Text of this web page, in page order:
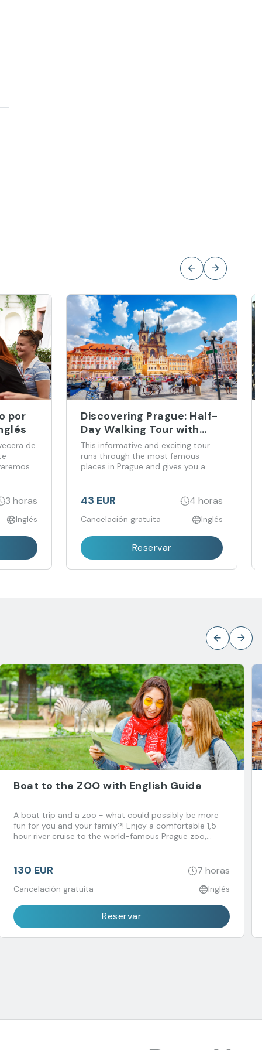
por
de
la
3 horas
Inglés
Discovering Prague: Half-
Day Walking Tour with
English Guide
This informative and exciting tour
runs through the most famous
places in Prague and gives you a
layout of the city centre, visit its
most important monuments and
learn about Prague.
43 EUR 4 horas
Cancelación gratuita Inglés
Reservar
Boat to the ZOO with English Guide
A boat trip and a zoo - what could possibly be more
fun for you and your family?! Enjoy a comfortable 1,5
hour river cruise to the world-famous Prague zoo,
130 EUR 7 horas
Cancelación gratuita Inglés
Reservar